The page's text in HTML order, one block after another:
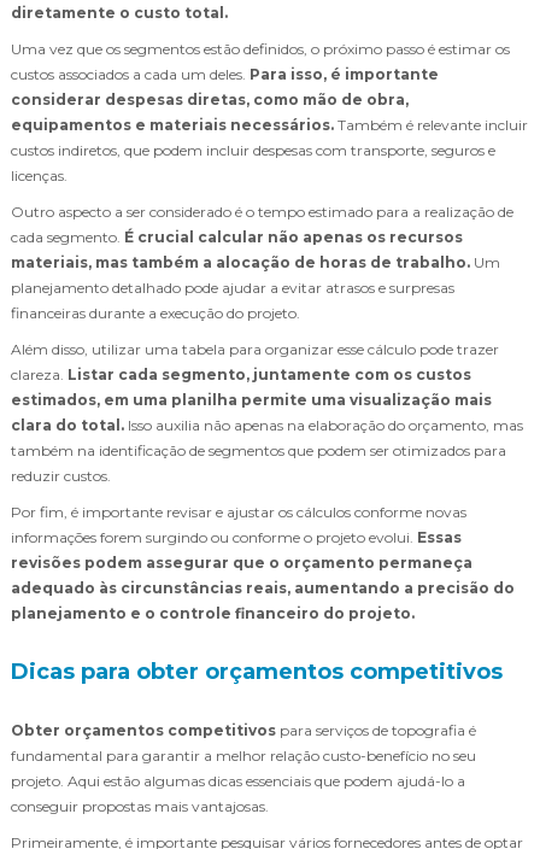
diretamente o custo total.
Uma vez que os segmentos estão definidos, o próximo passo é estimar os
custos associados a cada um deles. Para isso, é importante
considerar despesas diretas, como mão de obra,
equipamentos e materiais necessários. Também é relevante incluir
custos indiretos, que podem incluir despesas com transporte, seguros e
licenças.
Outro aspecto a ser considerado é o tempo estimado para a realização de
cada segmento. É crucial calcular não apenas os recursos
materiais, mas também a alocação de horas de trabalho. Um
planejamento detalhado pode ajudar a evitar atrasos e surpresas
financeiras durante a execução do projeto.
Além disso, utilizar uma tabela para organizar esse cálculo pode trazer
clareza. Listar cada segmento, juntamente com os custos
estimados, em uma planilha permite uma visualização mais
clara do total. Isso auxilia não apenas na elaboração do orçamento, mas
também na identificação de segmentos que podem ser otimizados para
reduzir custos.
Por fim, é importante revisar e ajustar os cálculos conforme novas
informações forem surgindo ou conforme o projeto evolui. Essas
revisões podem assegurar que o orçamento permaneça
adequado às circunstâncias reais, aumentando a precisão do
planejamento e o controle financeiro do projeto.
Dicas para obter orçamentos competitivos
Obter orçamentos competitivos para serviços de topografia é
fundamental para garantir a melhor relação custo-benefício no seu
projeto. Aqui estão algumas dicas essenciais que podem ajudá-lo a
conseguir propostas mais vantajosas.
Primeiramente, é importante pesquisar vários fornecedores antes de optar